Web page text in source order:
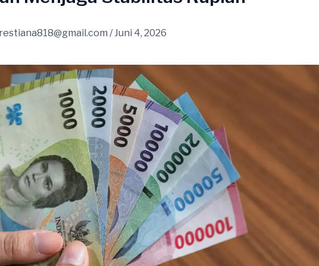
/Juni 4, 2026